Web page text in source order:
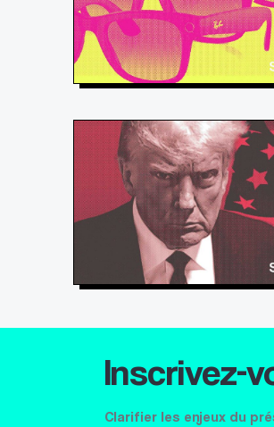
Inscrivez-
Clarifier les enjeux du